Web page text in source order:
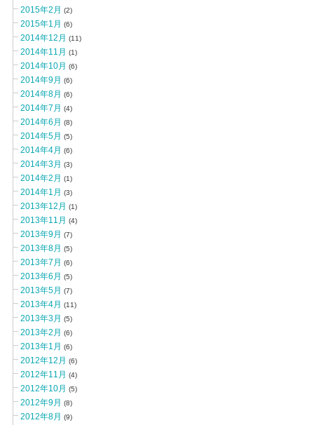
2015年2月 (2)
2015年1月 (6)
2014年12月 (11)
2014年11月 (1)
2014年10月 (6)
2014年9月 (6)
2014年8月 (6)
2014年7月 (4)
2014年6月 (8)
2014年5月 (5)
2014年4月 (6)
2014年3月 (3)
2014年2月 (1)
2014年1月 (3)
2013年12月 (1)
2013年11月 (4)
2013年9月 (7)
2013年8月 (5)
2013年7月 (6)
2013年6月 (5)
2013年5月 (7)
2013年4月 (11)
2013年3月 (5)
2013年2月 (6)
2013年1月 (6)
2012年12月 (6)
2012年11月 (4)
2012年10月 (5)
2012年9月 (8)
2012年8月 (9)